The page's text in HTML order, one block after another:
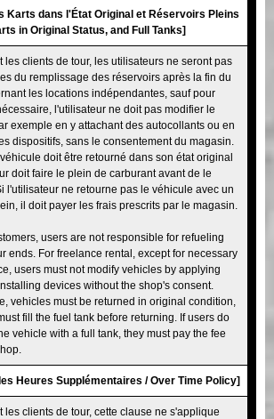
Karts dans l'État Original et Réservoirs Pleins
in Original Status, and Full Tanks]
les clients de tour, les utilisateurs ne seront pas
du remplissage des réservoirs après la fin du
les locations indépendantes, sauf pour
l'utilisateur ne doit pas modifier le
exemple en y attachant des autocollants ou en
dispositifs, sans le consentement du magasin.
doit être retourné dans son état original
doit faire le plein de carburant avant de le
l'utilisateur ne retourne pas le véhicule avec un
il doit payer les frais prescrits par le magasin.
users are not responsible for refueling
ends. For freelance rental, except for necessary
users must not modify vehicles by applying
devices without the shop's consent.
vehicles must be returned in original condition,
fill the fuel tank before returning. If users do
vehicle with a full tank, they must pay the fee
Heures Supplémentaires / Over Time Policy]
les clients de tour, cette clause ne s'applique